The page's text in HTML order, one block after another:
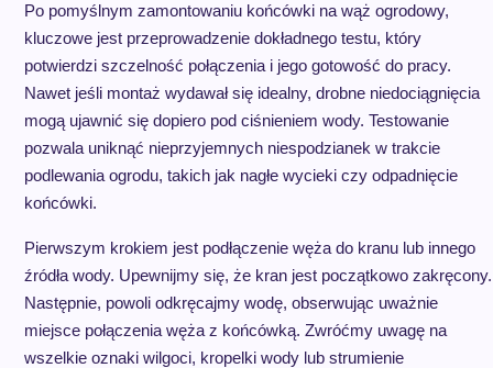
Po pomyślnym zamontowaniu końcówki na wąż ogrodowy,
kluczowe jest przeprowadzenie dokładnego testu, który
potwierdzi szczelność połączenia i jego gotowość do pracy.
Nawet jeśli montaż wydawał się idealny, drobne niedociągnięcia
mogą ujawnić się dopiero pod ciśnieniem wody. Testowanie
pozwala uniknąć nieprzyjemnych niespodzianek w trakcie
podlewania ogrodu, takich jak nagłe wycieki czy odpadnięcie
końcówki.
Pierwszym krokiem jest podłączenie węża do kranu lub innego
źródła wody. Upewnijmy się, że kran jest początkowo zakręcony.
Następnie, powoli odkręcajmy wodę, obserwując uważnie
miejsce połączenia węża z końcówką. Zwróćmy uwagę na
wszelkie oznaki wilgoci, kropelki wody lub strumienie